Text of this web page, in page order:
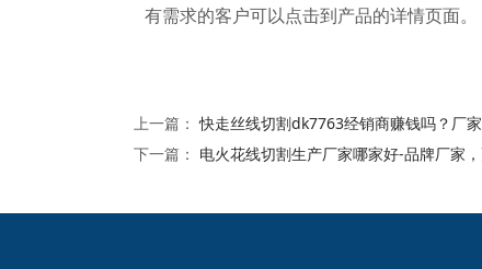
有需求的客户可以点击到产品的详情页面。
上一篇：快走丝线切割dk7763经销商赚钱吗？厂
下一篇： 电火花线切割生产厂家哪家好-品牌厂家